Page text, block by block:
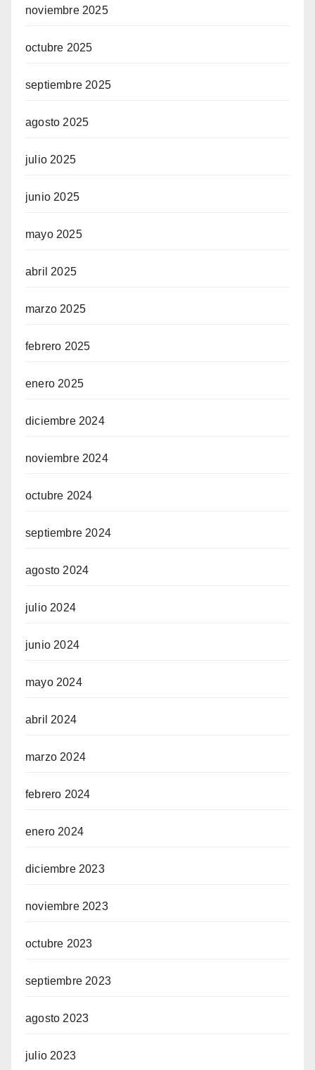
noviembre 2025
octubre 2025
septiembre 2025
agosto 2025
julio 2025
junio 2025
mayo 2025
abril 2025
marzo 2025
febrero 2025
enero 2025
diciembre 2024
noviembre 2024
octubre 2024
septiembre 2024
agosto 2024
julio 2024
junio 2024
mayo 2024
abril 2024
marzo 2024
febrero 2024
enero 2024
diciembre 2023
noviembre 2023
octubre 2023
septiembre 2023
agosto 2023
julio 2023